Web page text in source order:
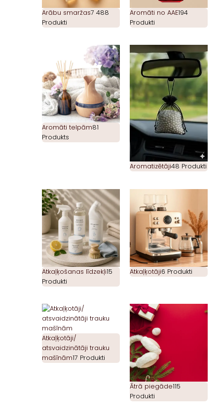
Arābu smaržas7 488
Produkti
Aromāti no AAE194
Produkti
Aromāti telpām81
Produkts
Aromatizētāji48 Produkti
Atkaļķošanas līdzekļi15
Produkti
Atkaļķotāji6 Produkti
Atkaļķotāji/
atsvaidzinātāji trauku
mašīnām17 Produkti
Ātrā piegāde115
Produkti